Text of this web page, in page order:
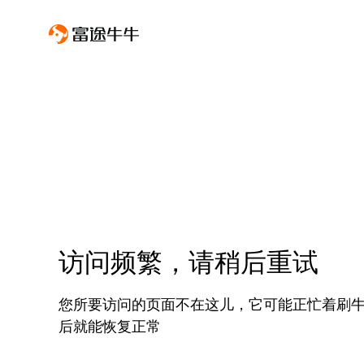
访问频繁，请稍后重试
您所要访问的页面不在这儿，它可能正忙着刷
后就能恢复正常